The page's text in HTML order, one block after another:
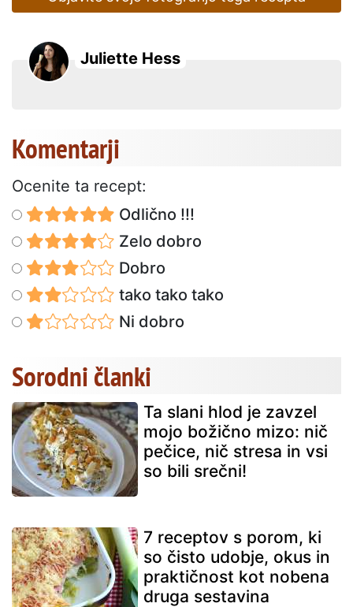
Juliette Hess
Komentarji
Ocenite ta recept:
Odlično !!!
Zelo dobro
Dobro
tako tako tako
Ni dobro
Sorodni članki
Ta slani hlod je zavzel
mojo božično mizo: nič
pečice, nič stresa in vsi
so bili srečni!
7 receptov s porom, ki
so čisto udobje, okus in
praktičnost kot nobena
druga sestavina